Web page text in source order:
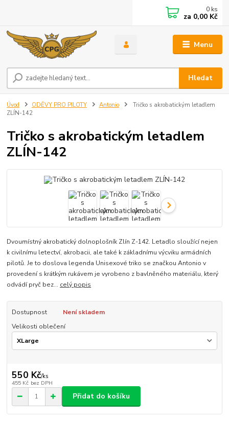
Menu
Hledat
0 ks
za 0,00 Kč
Úvod ODĚVY PRO PILOTY Antonio
Tričko s akrobatickým letadlem
ZLÍN-142
Tričko s akrobatickým letadlem
ZLÍN-142
Dvoumístný akrobatický dolnoplošník Zlín Z-142. Letadlo sloužící nejen
k civilnímu letectví, akrobacii, ale také k základnímu výcviku armádních
pilotů. Je to doslova legenda Unisexové triko se značkou Antonio v
provedení s krátkým rukávem je vyrobeno z bavlněného materiálu, který
odvádí pryč bez... celý popis
Dostupnost
Není skladem
Velikosti oblečení
550 Kč/ks
455 Kč bez DPH
Přidat do košíku